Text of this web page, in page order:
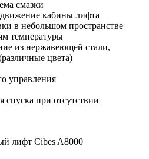
смазки
кабины лифта
в небольшом пространстве
температуры
из нержавеющей стали,
цвета)
управления
спуска при отсутствии
лифт Cibes A8000